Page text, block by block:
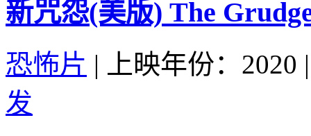
新咒怨(美版) The
恐怖片 | 上映年份：2020 |
发